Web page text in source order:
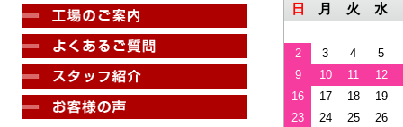
日 月 火 水
2 3 4
5
9
10 11
12
16
17 18
19
23
24 25
26